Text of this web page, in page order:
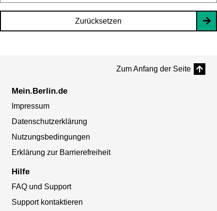
Zurücksetzen
Zum Anfang der Seite
Mein.Berlin.de
Impressum
Datenschutzerklärung
Nutzungsbedingungen
Erklärung zur Barrierefreiheit
Hilfe
FAQ und Support
Support kontaktieren